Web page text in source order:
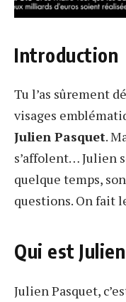
Introduction
Tu l’as sûrement
visages
Julien Pasquet.
s’affolent… Julien
quelque temps,
questions. On fait
Qui est
Julien Pasquet,